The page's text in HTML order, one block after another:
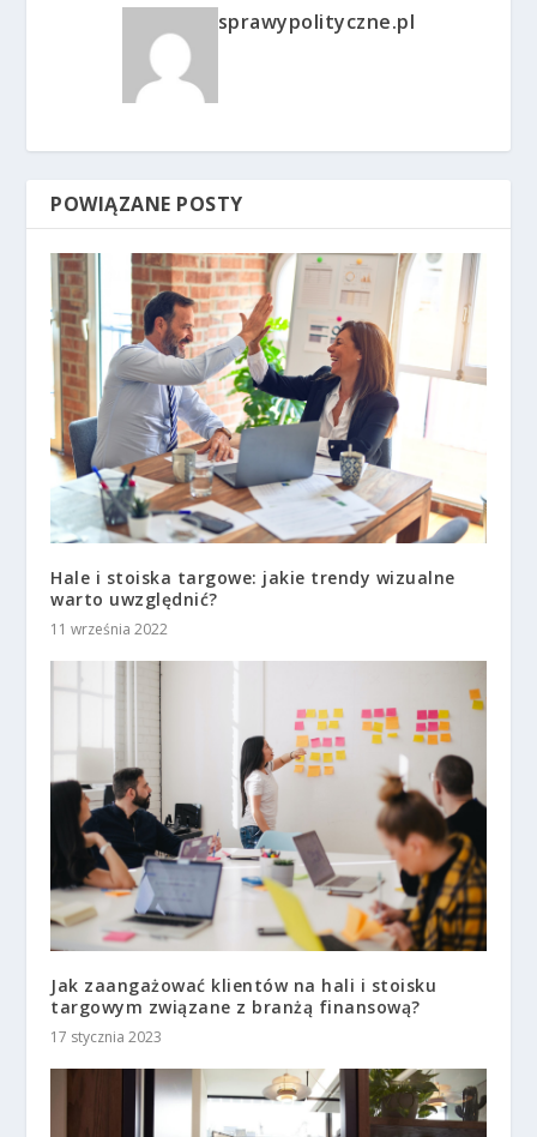
sprawypolityczne.pl
POWIĄZANE POSTY
Hale i stoiska targowe: jakie trendy wizualne
warto uwzględnić?
11 września 2022
Jak zaangażować klientów na hali i stoisku
targowym związane z branżą finansową?
17 stycznia 2023